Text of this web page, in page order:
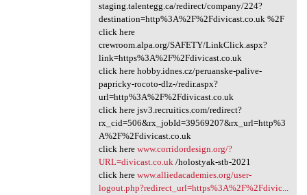
staging.talentegg.ca/redirect/company/224?
destination=http%3A%2F%2Fdivicast.co.uk %2F
click here
crewroom.alpa.org/SAFETY/LinkClick.aspx?
link=https%3A%2F%2Fdivicast.co.uk
click here hobby.idnes.cz/peruanske-palive-
papricky-rocoto-dlz-/redir.aspx?
url=http%3A%2F%2Fdivicast.co.uk
click here jsv3.recruitics.com/redirect?
rx_cid=506&rx_jobId=39569207&rx_url=http%3
A%2F%2Fdivicast.co.uk
click here www.corridordesign.org/?
URL=divicast.co.uk/holostyak-stb-2021
click here www.alliedacademies.org/user-
logout.php?redirect_url=https%3A%2F%2Fdivic...